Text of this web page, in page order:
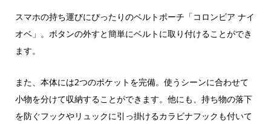
スマホの持ち運びにぴったりのベルトポーチ「コロンビア ナイ
オベ」。ボタンの外すと簡単にベルトに取り付けることができ
ます。
また、本体には2つのポケットを完備。使うシーンに合わせて
小物を分けて収納することができます。他にも、持ち物の落下
を防ぐフックやリュックに引っ掛けるカラビナフックも付いて